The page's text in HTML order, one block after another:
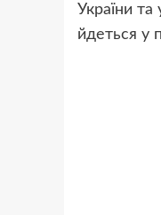
України
йдеться у